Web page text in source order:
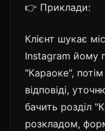
👉 Приклади:
Клієнт шукає
Instagram йому
"Караоке",
відповіді,
бачить розділ
розкладом,